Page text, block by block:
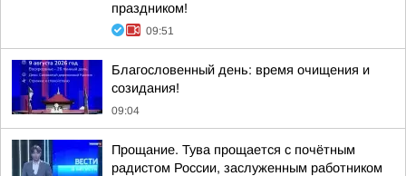
праздником!
09:51
Благословенный день: время очищения и
созидания!
09:04
Прощание. Тува прощается с почётным
радистом России, заслуженным работником